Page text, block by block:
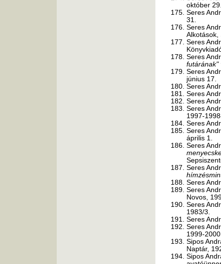
október
Seres
31.
Seres
Alkotások,
Seres
Seres
futárának"
Seres
június 17.
Seres
Seres
Seres
Seres
1997-
Seres
Seres
április 1.
Seres
Seres
Seres
Seres
Novos,
Seres
1983/3.
Seres
Seres
1999-
Sipos
Naptár,
Sipos